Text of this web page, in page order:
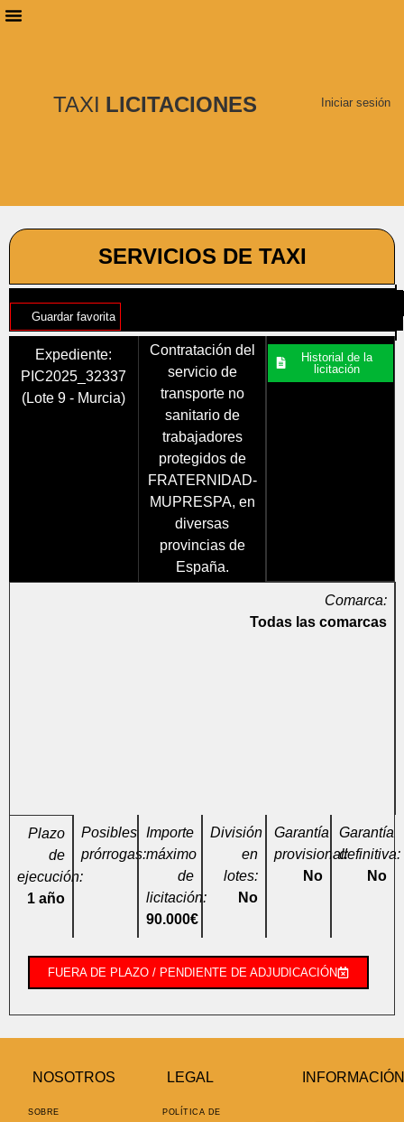
TAXI LICITACIONES Iniciar sesión
SERVICIOS DE TAXI
Guardar favorita
Expediente:
PIC2025_32337
(Lote 9 - Murcia)
Contratación del
servicio de
transporte no
sanitario de
trabajadores
protegidos de
FRATERNIDAD-
MUPRESPA, en
diversas
provincias de
España.
Historial de la
licitación
Comarca:
Todas las comarcas
Plazo
de
ejecución:
1 año
Posibles
prórrogas:
Importe
máximo
de
licitación:
90.000€
División
en
lotes:
No
Garantía
provisional:
No
Garantía
definitiva:
No
FUERA DE PLAZO / PENDIENTE DE ADJUDICACIÓN
NOSOTROS
SOBRE
LEGAL
POLÍTICA DE
INFORMACIÓN